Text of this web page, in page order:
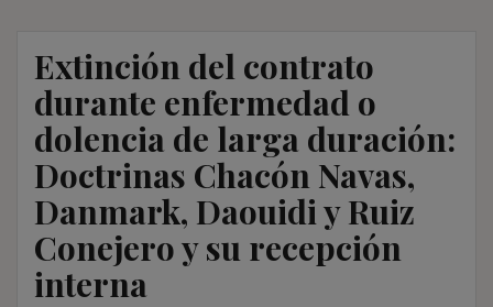
Extinción del contrato
durante enfermedad o
dolencia de larga duración:
Doctrinas Chacón Navas,
Danmark, Daouidi y Ruiz
Conejero y su recepción
interna